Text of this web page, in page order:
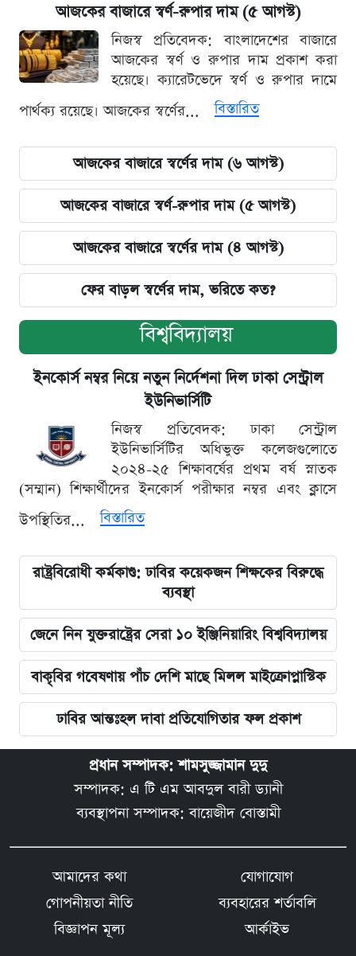
আজকের বাজারে স্বর্ণ-রুপার দাম (৫ আগস্ট)
নিজস্ব প্রতিবেদক: বাংলাদেশের বাজারে
আজকের স্বর্ণ ও রুপার দাম প্রকাশ করা
হয়েছে। ক্যারেটভেদে স্বর্ণ ও রুপার দামে
পার্থক্য রয়েছে। আজকের স্বর্ণের...
বিস্তারিত
আজকের বাজারে স্বর্ণের দাম (৬ আগস্ট)
আজকের বাজারে স্বর্ণ-রুপার দাম (৫ আগস্ট)
আজকের বাজারে স্বর্ণের দাম (৪ আগস্ট)
ফের বাড়ল স্বর্ণের দাম, ভরিতে কত?
বিশ্ববিদ্যালয়
ইনকোর্স নম্বর নিয়ে নতুন নির্দেশনা দিল ঢাকা সেন্ট্রাল
ইউনিভার্সিটি
নিজস্ব প্রতিবেদক: ঢাকা সেন্ট্রাল
ইউনিভার্সিটির অধিভুক্ত কলেজগুলোতে
২০২৪-২৫ শিক্ষাবর্ষের প্রথম বর্ষ স্নাতক
(সম্মান) শিক্ষার্থীদের ইনকোর্স পরীক্ষার নম্বর এবং ক্লাসে
উপস্থিতির...
বিস্তারিত
রাষ্ট্রবিরোধী কর্মকাণ্ড: ঢাবির কয়েকজন শিক্ষকের বিরুদ্ধে
ব্যবস্থা
জেনে নিন যুক্তরাষ্ট্রের সেরা ১০ ইঞ্জিনিয়ারিং বিশ্ববিদ্যালয়
বাকৃবির গবেষণায় পাঁচ দেশি মাছে মিলল মাইক্রোপ্লাস্টিক
ঢাবির আন্তঃহল দাবা প্রতিযোগিতার ফল প্রকাশ
প্রধান সম্পাদক: শামসুজ্জামান দুদু
সম্পাদক: এ টি এম আবদুল বারী ড্যানী
ব্যবস্থাপনা সম্পাদক: বায়েজীদ বোস্তামী
আমাদের কথা
যোগাযোগ
গোপনীয়তা নীতি
ব্যবহারের শর্তাবলি
বিজ্ঞাপন মূল্য
আর্কাইভ